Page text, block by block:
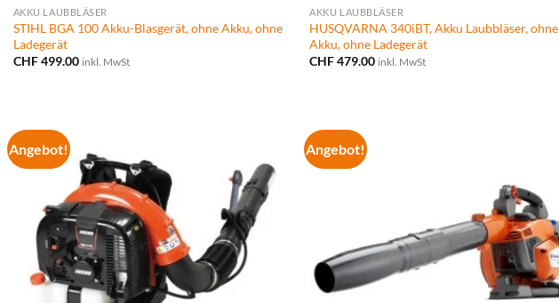
AKKU LAUBBLÄSER
STIHL BGA 100 Akku-Blasgerät, ohne Akku, ohne
Ladegerät
CHF499.00 inkl. MwSt
AKKU LAUBBLÄSER
HUSQVARNA 340iBT, Akku Laubbläser, ohne
Akku, ohne Ladegerät
CHF479.00 inkl. MwSt
Angebot! Angebot!